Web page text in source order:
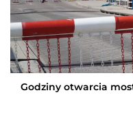
Godziny otwarcia